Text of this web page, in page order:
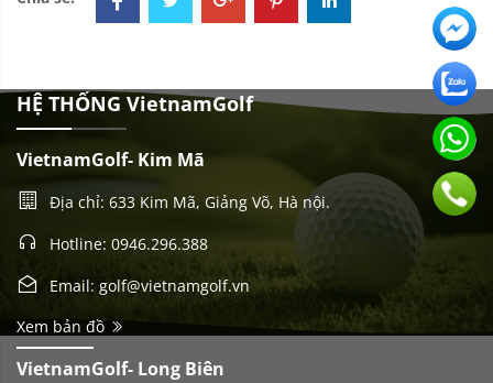
HỆ THỐNG VietnamGolf
VietnamGolf- Kim Mã
Địa chỉ: 633 Kim Mã, Giảng Võ, Hà nội.
Hotline: 0946.296.388
Email: golf@vietnamgolf.vn
Xem bản đồ
VietnamGolf- Long Biên